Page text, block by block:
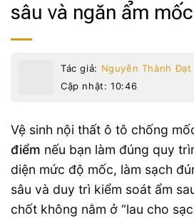
sâu và ngăn ẩm
Tác giả: Nguyễn Thành Đạt
Cập nhật: 10:46
Vệ sinh nội thất ô tô chống
điểm nếu bạn làm đúng quy
diện mức độ mốc, làm sạch
sâu và duy trì kiểm soát ẩm
chốt không nằm ở “lau cho